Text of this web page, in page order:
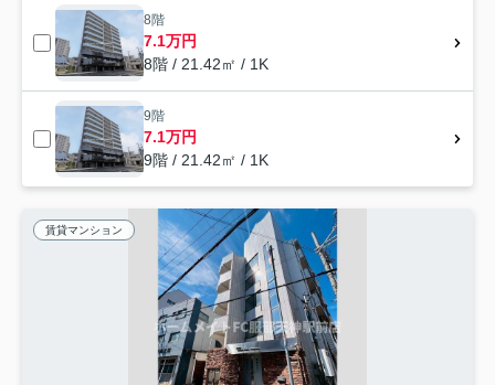
8階
7.1万円
8階 / 21.42㎡ / 1K
9階
7.1万円
9階 / 21.42㎡ / 1K
賃貸マンション